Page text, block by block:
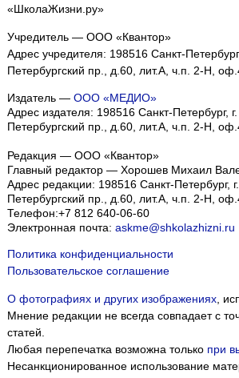
«ШколаЖизни.ру»
Учредитель — ООО «Квантор»
Адрес учредителя: 198516 Санкт-
Петербургский пр., д.60, лит.А, ч.п. 2-Н,
Издатель — ООО «МЕДИО»
Адрес издателя: 198516 Санкт-Петербург,
Петербургский пр., д.60, лит.А, ч.п. 2-Н,
Редакция — ООО «Квантор»
Главный редактор — Хорошев Михаил
Адрес редакции: 198516 Санкт-Петербург,
Петербургский пр., д.60, лит.А, ч.п. 2-Н,
Телефон:+7 812 640-06-60
Электронная почта: askme@shkolazhizni.ru
Политика конфиденциальности
Пользовательское соглашение
О фотографиях и других изображениях,
Мнение редакции не всегда совпадает с
статей.
Любая перепечатка возможна только при
Несанкционированное использование